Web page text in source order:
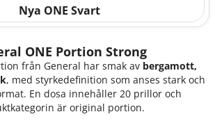
Nya ONE Svart
ONE Portion Strong
från General har smak av bergamott,
, med styrkedefinition som anses stark och
En dosa innehåller 20 prillor och
är original portion.